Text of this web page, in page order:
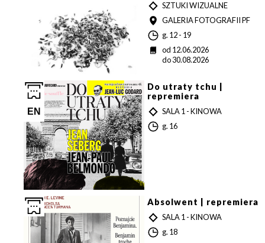
T
Y
P
SZTUKI WIZUALNE
MIEJSCE
GALERIA FOTOGRAFII PF
G
o
d
n
a
g. 12 - 19
D
od 12.06.2026
do 30.08.2026
Do utraty tchu |
repremiera
T
Y
P
SALA 1 - KINOWA
G
g. 16
Absolwent | repremiera
T
Y
P
SALA 1 - KINOWA
G
g. 18